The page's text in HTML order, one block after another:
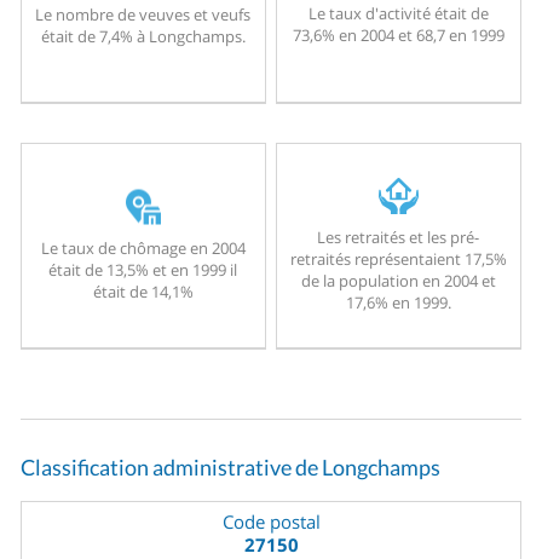
Le nombre de veuves et veufs
était de 7,4% à Longchamps.
Le taux d'activité était de
73,6% en 2004 et 68,7 en 1999
Le taux de chômage en 2004
était de 13,5% et en 1999 il
était de 14,1%
Les retraités et les pré-
retraités représentaient 17,5%
de la population en 2004 et
17,6% en 1999.
Classification administrative de Longchamps
Code postal
27150